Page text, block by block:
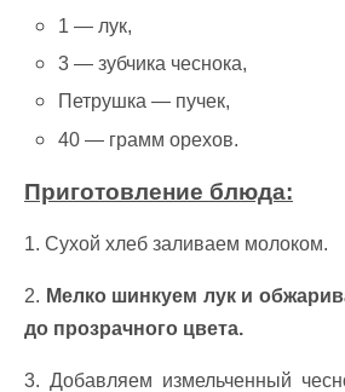
1 — лук,
3 — зубчика чеснока,
Петрушка — пучек,
40 — грамм орехов.
Приготовление блюда:
1. Сухой хлеб заливаем молоком.
2. Мелко шинкуем лук и
до прозрачного цвета.
3. Добавляем измельченный